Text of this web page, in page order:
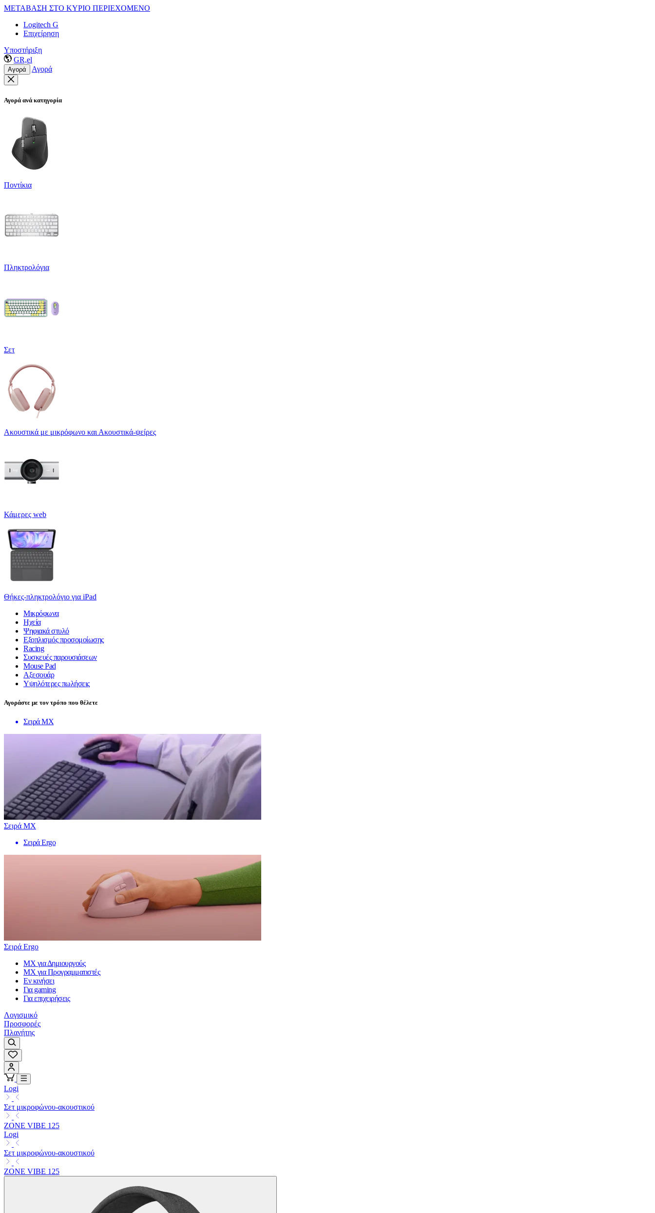
ΜΕΤΑΒΑΣΗ ΣΤΟ ΚΥΡΙΟ ΠΕΡΙΕΧΟΜΕΝΟ
Logitech G
Επιχείρηση
Υποστήριξη
GR,el
Αγορά Αγορά
Αγορά ανά κατηγορία
Ποντίκια
Πληκτρολόγια
Σετ
Ακουστικά με μικρόφωνο και Ακουστικά-ψείρες
Κάμερες web
Θήκες-πληκτρολόγιο για iPad
Μικρόφωνα
Ηχεία
Ψηφιακά στυλό
Εξοπλισμός προσομοίωσης
Racing
Συσκευές παρουσιάσεων
Mouse Pad
Αξεσουάρ
Υψηλότερες πωλήσεις
Αγοράστε με τον τρόπο που θέλετε
Σειρά MX
Σειρά MX
Σειρά Ergo
Σειρά Ergo
MX για Δημιουργούς
MX για Προγραμματιστές
Εν κινήσει
Για gaming
Για επιχειρήσεις
Λογισμικό
Προσφορές
Πλανήτης
Logi
Σετ μικροφώνου-ακουστικού
ZONE VIBE 125
Logi
Σετ μικροφώνου-ακουστικού
ZONE VIBE 125